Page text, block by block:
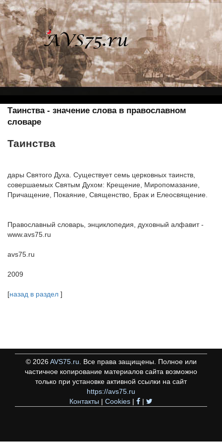
Таинства - значение слова в православном
словаре
Таинства
дары Святого Духа. Существует семь церковных таинств,
совершаемых Святым Духом: Крещение, Миропомазание,
Причащение, Покаяние, Священство, Брак и Елеосвящение.
Православный словарь, энциклопедия, духовный алфавит -
www.avs75.ru
avs75.ru
2009
[назад в раздел ]
© 2026 AVS75.ru . Все права защищены. Полное или
частичное копирование материалов сайта возможно
только при установке активной ссылки на сайт
https://avs75.ru
Контакты | Cookies | |